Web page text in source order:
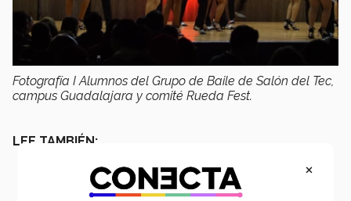
Fotografía I Alumnos del Grupo de Baile de Salón del Tec,
campus Guadalajara y comité Rueda Fest.
LEE TAMBIÉN:
×